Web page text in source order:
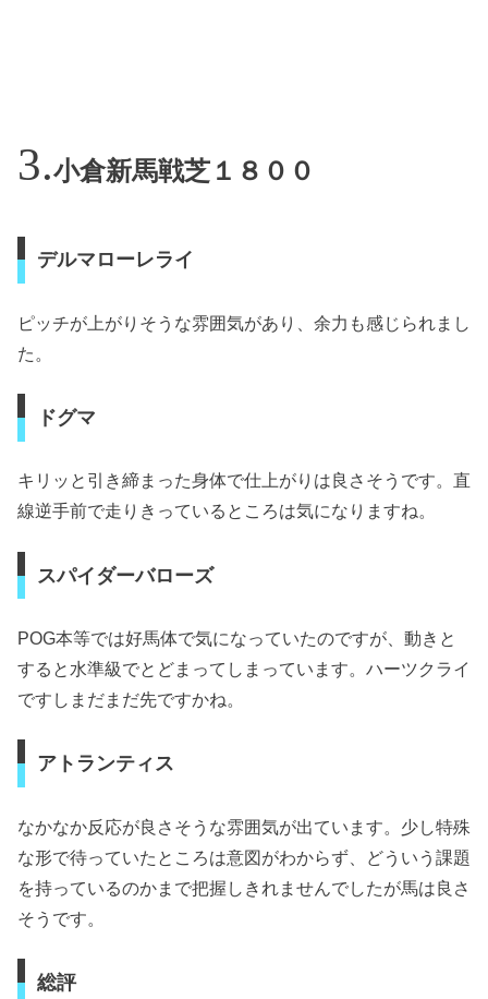
小倉新馬戦芝１８００
デルマローレライ
ピッチが上がりそうな雰囲気があり、余力も感じられまし
た。
ドグマ
キリッと引き締まった身体で仕上がりは良さそうです。直
線逆手前で走りきっているところは気になりますね。
スパイダーバローズ
POG本等では好馬体で気になっていたのですが、動きと
すると水準級でとどまってしまっています。ハーツクライ
ですしまだまだ先ですかね。
アトランティス
なかなか反応が良さそうな雰囲気が出ています。少し特殊
な形で待っていたところは意図がわからず、どういう課題
を持っているのかまで把握しきれませんでしたが馬は良さ
そうです。
総評